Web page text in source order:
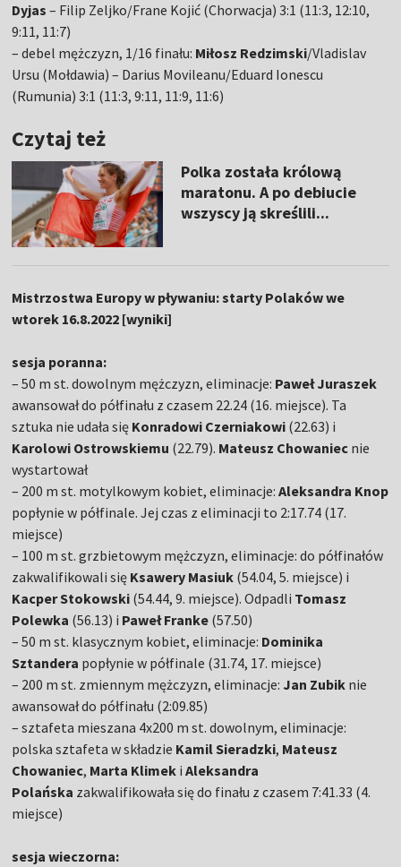
Dyjas– Filip Zeljko/Frane Kojić (Chorwacja) 3:1 (11:3, 12:10,
9:11, 11:7)
– debel mężczyzn, 1/16 finału: Miłosz Redzimski/Vladislav
Ursu (Mołdawia) – Darius Movileanu/Eduard Ionescu
(Rumunia) 3:1 (11:3, 9:11, 11:9, 11:6)
Czytaj też
Polka została królową
maratonu. A po debiucie
wszyscy ją skreślili...
Mistrzostwa Europy w pływaniu: starty Polaków we
wtorek 16.8.2022 [wyniki]
sesja poranna:
– 50 m st. dowolnym mężczyzn, eliminacje: Paweł Juraszek
awansował do półfinału z czasem 22.24 (16. miejsce). Ta
sztuka nie udała się Konradowi Czerniakowi (22.63) i
Karolowi Ostrowskiemu (22.79). Mateusz Chowaniec nie
wystartował
– 200 m st. motylkowym kobiet, eliminacje:Aleksandra Knop
popłynie w półfinale. Jej czas z eliminacji to 2:17.74 (17.
miejsce)
– 100 m st. grzbietowym mężczyzn, eliminacje: do półfinałów
zakwalifikowali się Ksawery Masiuk (54.04, 5. miejsce) i
Kacper Stokowski (54.44, 9. miejsce). Odpadli Tomasz
Polewka (56.13) i Paweł Franke (57.50)
– 50 m st. klasycznym kobiet, eliminacje: Dominika
Sztandera popłynie w półfinale (31.74, 17. miejsce)
– 200 m st. zmiennym mężczyzn, eliminacje: Jan Zubik nie
awansował do półfinału (2:09.85)
– sztafeta mieszana 4x200 m st. dowolnym, eliminacje:
polska sztafeta w składzie Kamil Sieradzki, Mateusz
Chowaniec, Marta Klimek iAleksandra
Polańska zakwalifikowała się do finału z czasem 7:41.33 (4.
miejsce)
sesja wieczorna: